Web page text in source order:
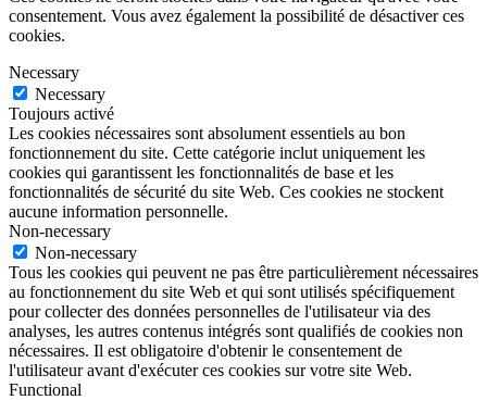
consentement. Vous avez également la possibilité de désactiver ces
cookies.
Necessary
Necessary
Toujours activé
Les cookies nécessaires sont absolument essentiels au bon
fonctionnement du site. Cette catégorie inclut uniquement les
cookies qui garantissent les fonctionnalités de base et les
fonctionnalités de sécurité du site Web. Ces cookies ne stockent
aucune information personnelle.
Non-necessary
Non-necessary
Tous les cookies qui peuvent ne pas être particulièrement nécessaires
au fonctionnement du site Web et qui sont utilisés spécifiquement
pour collecter des données personnelles de l'utilisateur via des
analyses, les autres contenus intégrés sont qualifiés de cookies non
nécessaires. Il est obligatoire d'obtenir le consentement de
l'utilisateur avant d'exécuter ces cookies sur votre site Web.
Functional